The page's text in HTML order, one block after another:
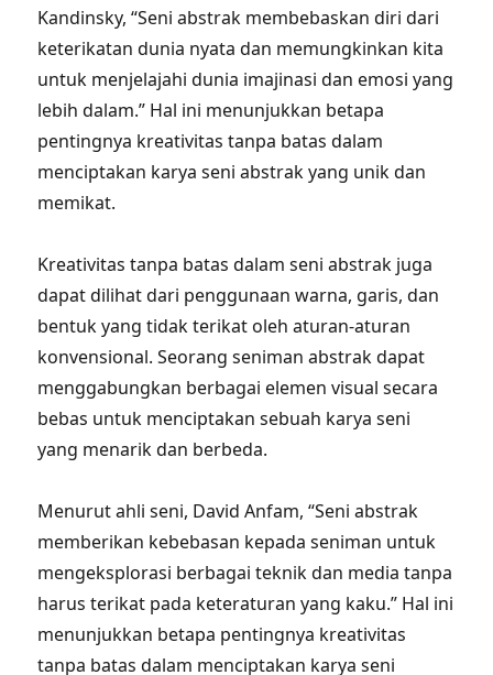
Kandinsky, “Seni abstrak membebaskan diri dari
keterikatan dunia nyata dan memungkinkan kita
untuk menjelajahi dunia imajinasi dan emosi yang
lebih dalam.” Hal ini menunjukkan betapa
pentingnya kreativitas tanpa batas dalam
menciptakan karya seni abstrak yang unik dan
memikat.
Kreativitas tanpa batas dalam seni abstrak juga
dapat dilihat dari penggunaan warna, garis, dan
bentuk yang tidak terikat oleh aturan-aturan
konvensional. Seorang seniman abstrak dapat
menggabungkan berbagai elemen visual secara
bebas untuk menciptakan sebuah karya seni
yang menarik dan berbeda.
Menurut ahli seni, David Anfam, “Seni abstrak
memberikan kebebasan kepada seniman untuk
mengeksplorasi berbagai teknik dan media tanpa
harus terikat pada keteraturan yang kaku.” Hal ini
menunjukkan betapa pentingnya kreativitas
tanpa batas dalam menciptakan karya seni